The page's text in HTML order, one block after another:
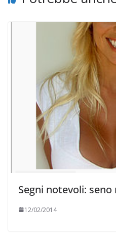
Segni notevoli:
12/02/2014